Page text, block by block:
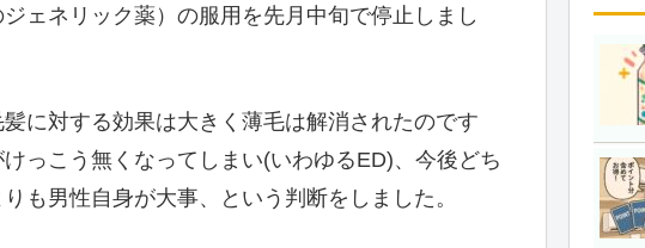
ェネリック薬）の服用を先月中旬で停止しまし
に対する効果は大きく薄毛は解消されたのです
っこう無くなってしまい(いわゆるED)、今後どち
も男性自身が大事、という判断をしました。